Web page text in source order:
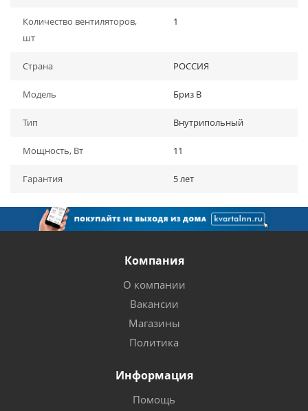
Количество вентиляторов,
шт
1
Страна РОССИЯ
Модель Бриз В
Тип Внутрипольный
Мощность, Вт 11
Гарантия 5 лет
Компания
О компании
Вакансии
Магазины
Политика
Информация
Помощь